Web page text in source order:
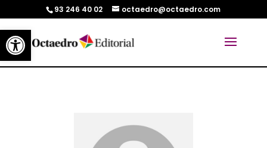
Abrir barra de herramientas
93 246 40 02 octaedro@octaedro.com